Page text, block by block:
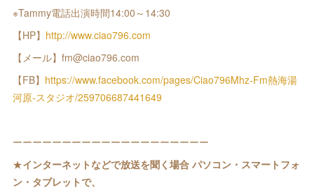
※Tammy電話出演時間14:00～14:30
【HP】 http://www.ciao796.com
【メール】fm@ciao796.com
【FB】 https://www.facebook.com/pages/Ciao796Mhz-Fm熱海湯
河原-スタジオ/259706687441649
ーーーーーーーーーーーーーーーーーーーー
★インターネットなどで放送を聞く場合 パソコン・スマートフォ
ン・タブレットで、